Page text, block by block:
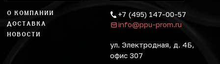
О КОМПАНИИ
ДОСТАВКА
НОВОСТИ
+7 (495) 147-00-57
info@ppu-prom.ru
ул. Электродная, д. 4Б,
офис 307